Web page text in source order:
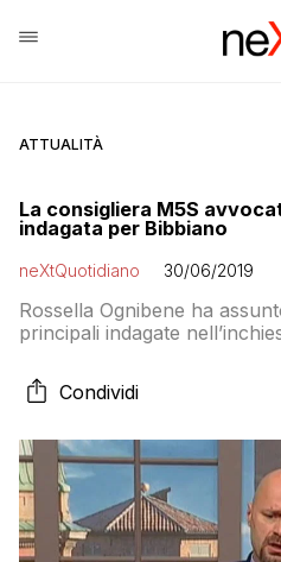
ATTUALITÀ
La consigliera M5S
indagata per Bibbiano
neXtQuotidiano 30/06/2019
Rossella Ognibene ha
principali indagate
dell’Unione Val d’Enza
Condividi